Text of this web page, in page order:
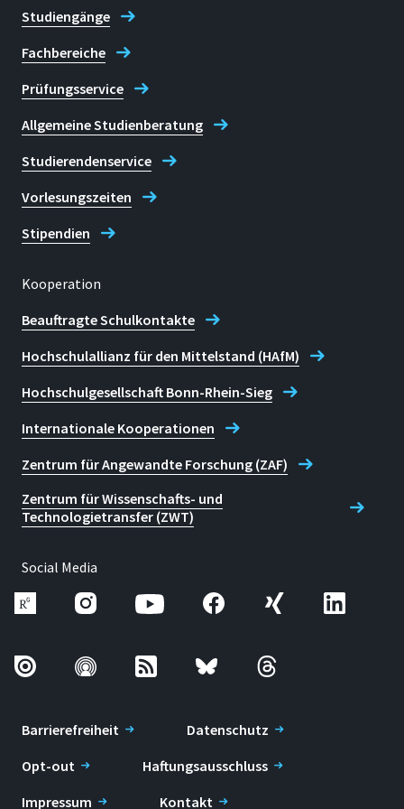
Studiengänge
Fachbereiche
Prüfungsservice
Allgemeine Studienberatung
Studierendenservice
Vorlesungszeiten
Stipendien
Kooperation
Beauftragte Schulkontakte
Hochschulallianz für den Mittelstand (HAfM)
Hochschulgesellschaft Bonn-Rhein-Sieg
Internationale Kooperationen
Zentrum für Angewandte Forschung (ZAF)
Zentrum für Wissenschafts- und
Technologietransfer (ZWT)
Social Media
Barrierefreiheit
Datenschutz
Opt-out
Haftungsausschluss
Impressum
Kontakt